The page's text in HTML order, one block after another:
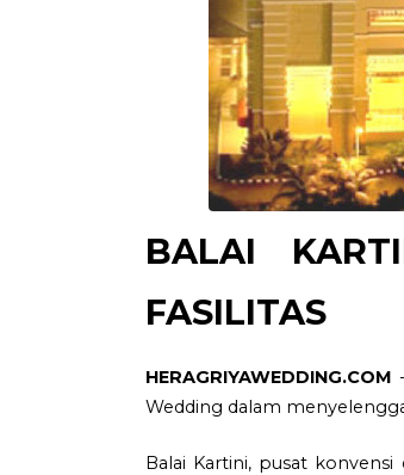
BALAI
FASILITAS
HERAGRIYAWEDDING.COM
Wedding dalam
Balai Kartini, pusat